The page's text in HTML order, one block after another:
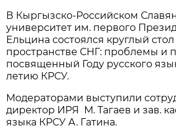
В Кыргызско-Российском
университет им. первого
Ельцина состоялся круглый
пространстве СНГ: проблемы и
посвященный Году русского
летию КРСУ.
Модераторами выступили
директор ИРЯ М. Тагаев и зав.
языка КРСУ А. Гатина.